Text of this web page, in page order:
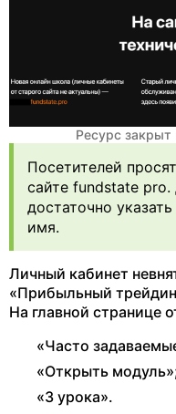
Ресурс закрыт
Посетителей
сайте fundstate pro.
достаточно
имя.
Личный кабинет
«Прибыльный
На главной странице
«Часто
«Открыть
«3 урока».